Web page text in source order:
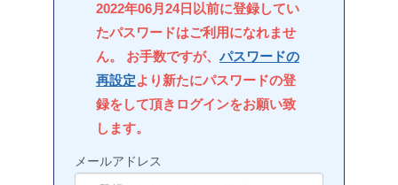
2022年06月24日以前に登録してい
たパスワードはご利用になれませ
ん。 お手数ですが、 パスワードの
再設定より新たにパスワードの登
録をして頂きログインをお願い致
します。
メールアドレス